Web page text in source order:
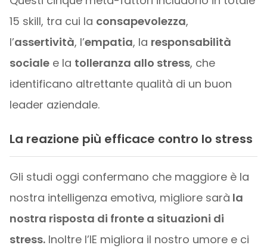
15 skill, tra cui la consapevolezza,
l’assertività, l’empatia, la responsabilità
socialee la tolleranza allo stress, che
identificano altrettante qualità di un buon
leader aziendale.
La reazione più efficace contro lo stress
Gli studi oggi confermano che maggiore è la
nostra intelligenza emotiva, migliore sarà la
nostra risposta di fronte a situazioni di
stress.Inoltre l’IE migliora il nostro umore e ci